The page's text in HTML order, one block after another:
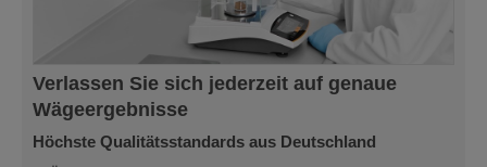
Verlassen Sie sich jederzeit auf genaue
Wägeergebnisse
Höchste Qualitätsstandards aus Deutschland